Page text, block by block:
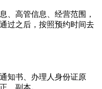
、高管信息、经营范围，
过之后，按照预约时间去
知书、办理人身份证原
、副本。